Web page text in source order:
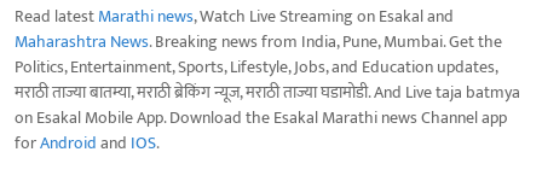
Read latestMarathi news, Watch Live Streaming on Esakal and
Maharashtra News. Breaking news from India, Pune, Mumbai. Get the
Politics, Entertainment, Sports, Lifestyle, Jobs, and Education updates,
मराठी ताज्या बातम्या, मराठी ब्रेकिंग न्यूज, मराठी ताज्या घडामोडी. And Live taja batmya
on Esakal Mobile App. Download the Esakal Marathi news Channel app
forAndroidand IOS.